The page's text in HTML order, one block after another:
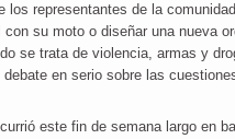
los representantes de la
su moto o diseñar una nueva
se trata de violencia, armas y
en serio sobre las
este fin de semana largo en